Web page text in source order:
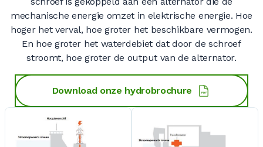
00
0
0
0
0
0
0
0
0
0
0
0
0
0
0
mechanische energie omzet in elektrische energie. Hoe
hoger het verval, hoe groter het beschikbare vermogen.
En hoe groter het waterdebiet dat door de schroef
stroomt, hoe groter de output van de alternator.
Download onze hydrobrochure